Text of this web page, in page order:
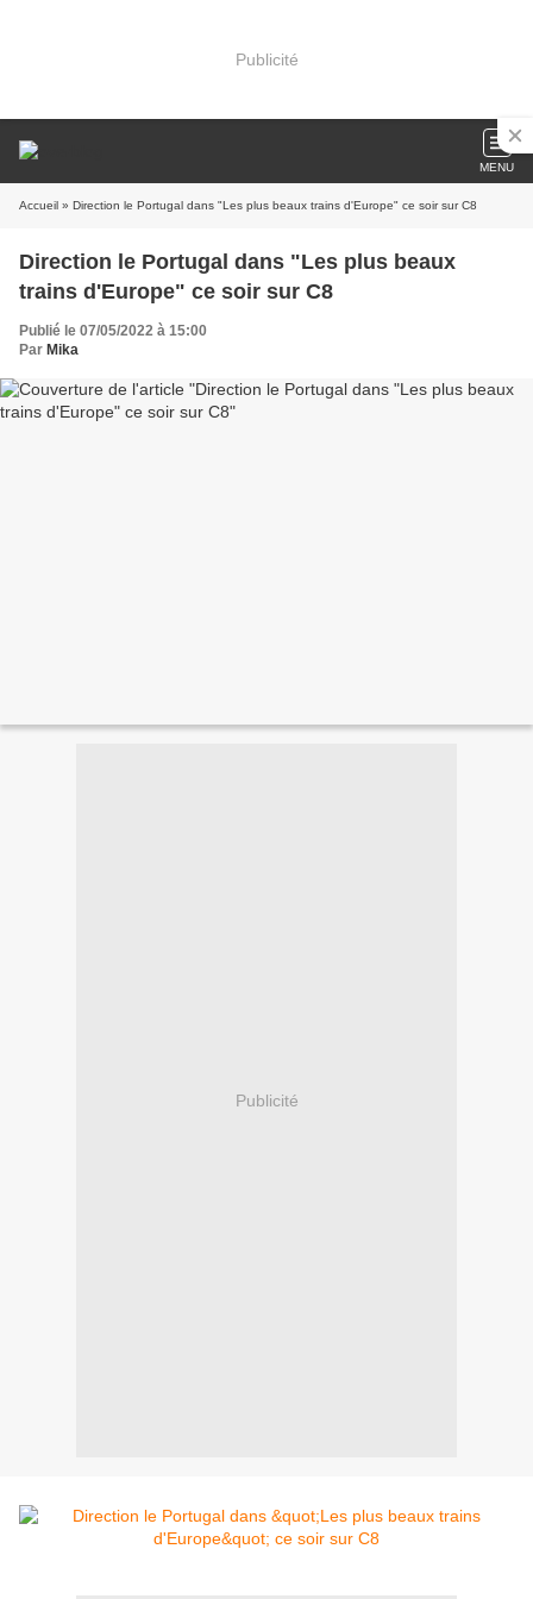
Publicité
MENU
Accueil » Direction le Portugal dans "Les plus beaux trains d'Europe" ce soir sur C8
Direction le Portugal dans "Les plus beaux
trains d'Europe" ce soir sur C8
Publié le 07/05/2022 à 15:00
Par Mika
Publicité